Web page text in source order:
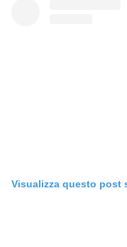
Visualizza questo post